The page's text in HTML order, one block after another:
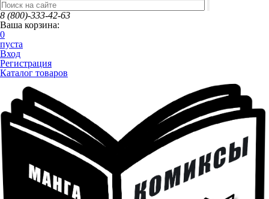
8 (800)-333-42-63
Ваша корзина:
0
пуста
Вход
Регистрация
Каталог товаров